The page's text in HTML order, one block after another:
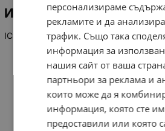
ИНФОРМАЦИЯ
IC
персонализираме
рекламите и да
трафик. Също така
информация за
нашия сайт от ваша
партньори за реклама и
които може да я
информация, която сте им
предоставили или която